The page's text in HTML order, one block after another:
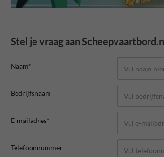
Stel je vraag aan Scheepvaartbord.nl
Naam*
Bedrijfsnaam
E-mailadres*
Telefoonnummer